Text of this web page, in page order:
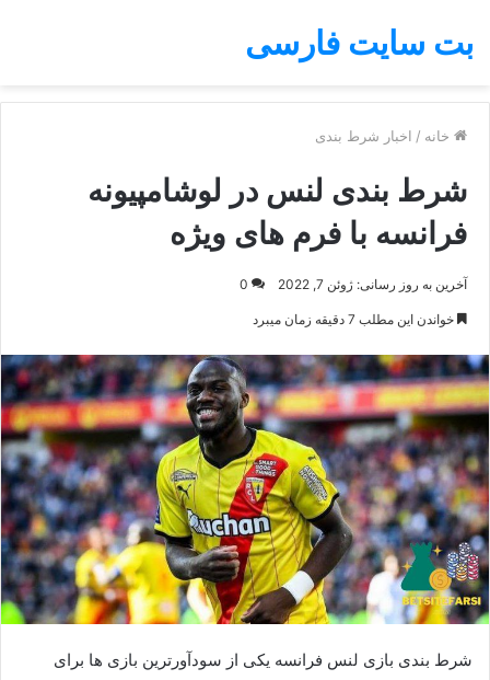
بت سایت فارسی
خانه / اخبار شرط بندی
شرط بندی لنس در لوشامپیونه
فرانسه با فرم های ویژه
آخرین به روز رسانی: ژوئن 7, 2022 0
خواندن این مطلب 7 دقیقه زمان میبرد
شرط بندی بازی لنس فرانسه یکی از سودآورترین بازی ها برای